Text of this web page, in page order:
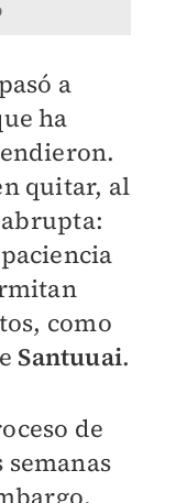
a
ha
quitar, al
como
Santuuai.
de